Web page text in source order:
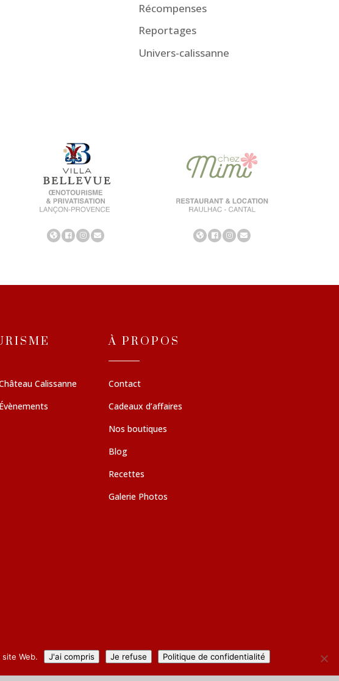
Récompenses
Reportages
Univers-calissanne
Calissanne
À PROPOS
Contact
Cadeaux d’affaires
Nos boutiques
Blog
Recettes
Galerie Photos
Web. J'ai compris Je refuse Politique de confidentialité